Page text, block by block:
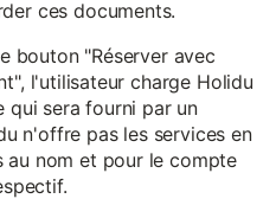
ces documents.
bouton "Réserver avec
l'utilisateur charge Holidu
qui sera fourni par un
n'offre pas les services en
au nom et pour le compte